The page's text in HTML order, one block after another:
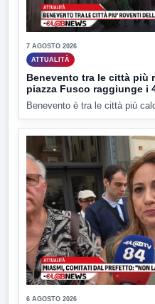
7 AGOSTO 2026
ATTUALITÀ
Benevento tra le città più
piazza Fusco raggiunge i
Benevento è tra le città più
6 AGOSTO 2026